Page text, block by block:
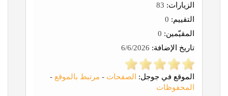
الزيارات:
التقييم:
المقيّمين:
تاريخ الإضافة:
الموقع في جوجل: الصفحات - مرتبط بالموقع -
المحفوظات